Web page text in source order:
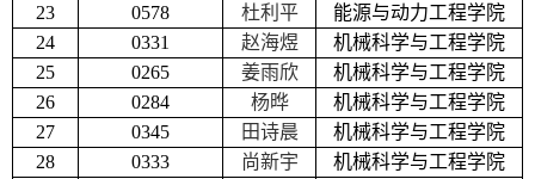
23
0578 杜利平
能源与动力工程学院
24
0331 赵海煜
机械科学与工程学院
25
0265 姜雨欣
机械科学与工程学院
26
0284 杨晔
机械科学与工程学院
27
0345 田诗晨
机械科学与工程学院
28
0333 尚新宇
机械科学与工程学院